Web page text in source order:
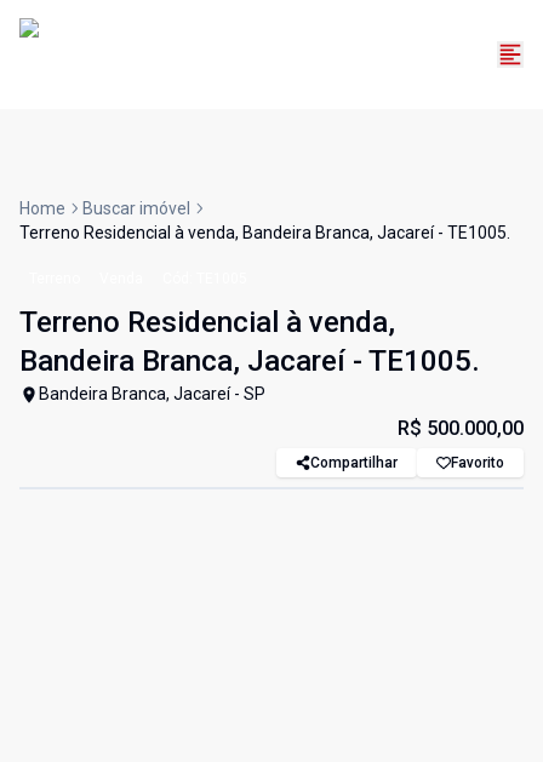
Home
Buscar imóvel
Terreno Residencial à venda, Bandeira Branca, Jacareí - TE1005.
Terreno Residencial à venda,
Bandeira Branca, Jacareí - TE1005.
Bandeira Branca, Jacareí - SP
R$ 500.000,00
Compartilhar Favorito